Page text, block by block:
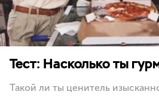
Тест: Насколько ты
Такой ли ты ценитель